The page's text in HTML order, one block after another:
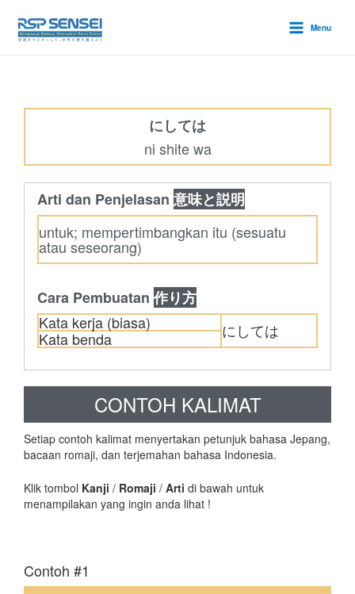
konten
Menu
Menu
にしては
ni shite wa
Arti dan Penjelasan 意味と説明
untuk; mempertimbangkan itu (sesuatu
atau seseorang)
Cara Pembuatan 作り方
Kata kerja (biasa)
にしては
Kata benda
CONTOH KALIMAT
Setiap contoh kalimat menyertakan petunjuk bahasa Jepang,
bacaan romaji, dan terjemahan bahasa Indonesia.
Klik tombol Kanji / Romaji / Arti di bawah untuk
menampilakan yang ingin anda lihat !
Contoh #1